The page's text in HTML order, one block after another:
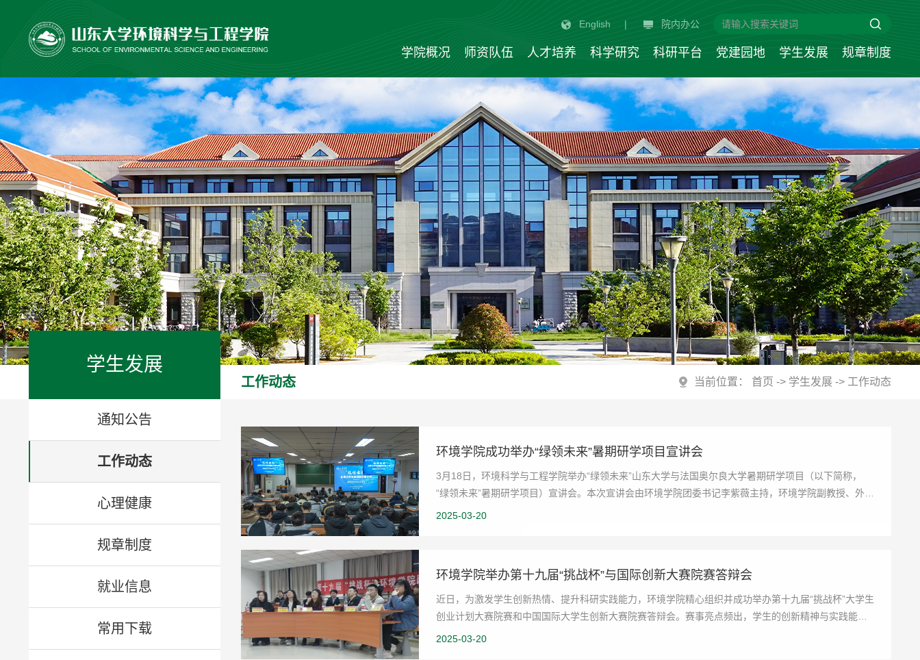
English | 院内办公
学院概况 师资队伍 人才培养 科学研究 科研平台 党建园地 学生发展 规章制度
学生发展
通知公告
工作动态
心理健康
规章制度
就业信息
常用下载
工作动态 当前位置： 首页 -> 学生发展 -> 工作动态
环境学院成功举办“绿领未来”暑期研学项目宣讲会
3月18日，环境科学与工程学院举办“绿领未来”山东大学与法国奥尔良大学暑期研学项目（以下简称，
“绿领未来”暑期研学项目）宣讲会。本次宣讲会由环境学院团委书记李紫薇主持，环境学院副教授、外事
秘书宋岳担任...
2025-03-20
环境学院举办第十九届“挑战杯”与国际创新大赛院赛答辩会
近日，为激发学生创新热情、提升科研实践能力，环境学院精心组织并成功举办第十九届“挑战杯”大学生
创业计划大赛院赛和中国国际大学生创新大赛院赛答辩会。赛事亮点频出，学生的创新精神与实践能力
得以充分展现...
2025-03-20